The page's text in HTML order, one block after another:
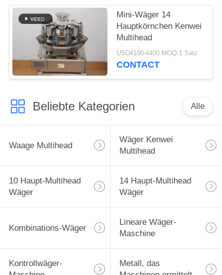
Mini-Wäger 14
Hauptkörnchen Kenwei
Multihead
USD4100-4400 MOQ:1 Satz
CONTACT
Beliebte Kategorien Alle
Waage Multihead
Wäger Kenwei
Multihead
10 Haupt-Multihead
Wäger
14 Haupt-Multihead
Wäger
Kombinations-Wäger
Lineare Wäger-
Maschine
Kontrollwäger-
Metall, das